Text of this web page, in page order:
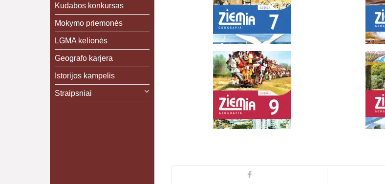
Kudabos konkursas
Mokymo priemonės
LGMA kelionės
Geografo karjera
Istorijos kampelis
Straipsniai